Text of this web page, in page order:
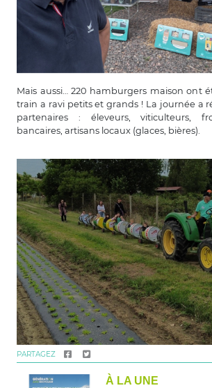
Mais aussi… 220 hamburgers maison ont
train a ravi petits et grands ! La journée a
partenaires : éleveurs, viticulteurs,
bancaires, artisans locaux (glaces, bières).
PARTAGEZ
À LA UNE